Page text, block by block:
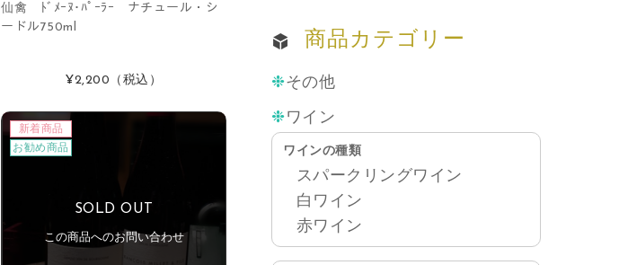
仙禽 ﾄﾞﾒｰﾇ･ﾊﾟｰﾗｰ ナチュール・シ
ードル750ml
¥2,200 （税込）
新着商品
お勧め商品
SOLD OUT
この商品へのお問い合わせ
商品カテゴリー
その他
ワイン
ワインの種類
スパークリングワイン
白ワイン
赤ワイン